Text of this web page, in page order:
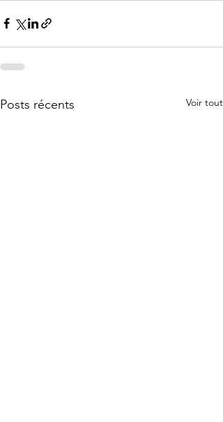
Posts récents Voir tout